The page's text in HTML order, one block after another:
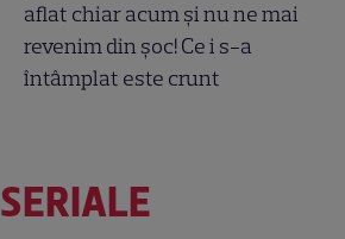
aflat chiar acum și nu ne mai
revenim din șoc! Ce i s-a
întâmplat este crunt
SERIALE